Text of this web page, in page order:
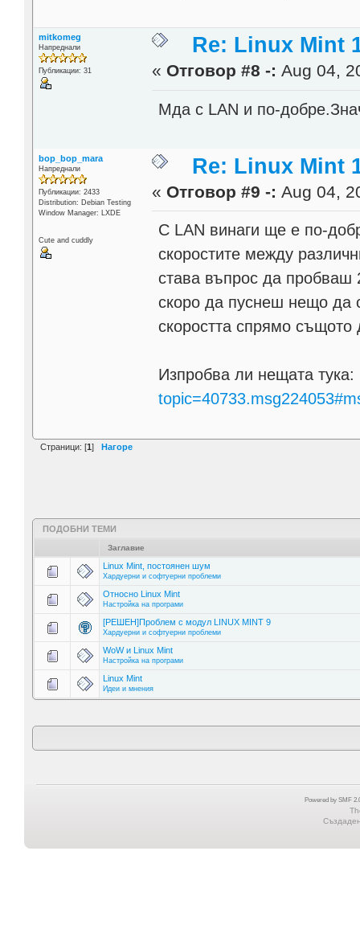
mitkomeg
Напреднали
Публикации: 31
Re: Linux Mint
« Отговор #8 -: Aug 04,
Мда с LAN и по-
bop_bop_mara
Напреднали
Публикации: 2433
Distribution: Debian Testing
Window Manager: LXDE
Cute and cuddly
Re: Linux Mint
« Отговор #9 -: Aug 04,
С LAN винаги ще е по-
скоростите между
става въпрос да пробваш
скоро да пуснеш нещо да
скоростта спрямо същото
Изпробва ли нещата тука:
Страници: [1] Нагоре
ПОДОБНИ ТЕМИ
Заглавие
Linux Mint, постоянен шум
Хардуерни и софтуерни проблеми
Относно Linux Mint
Настройка на програми
[РЕШЕН]Проблем с модул LINUX MINT 9
Хардуерни и софтуерни проблеми
WoW и Linux Mint
Настройка на програми
Linux Mint
Идеи и мнения
Powered by SMF